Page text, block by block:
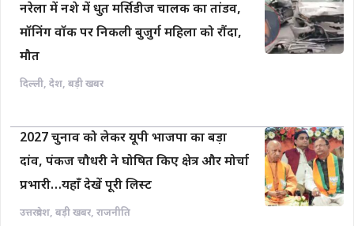
नरेला में नशे में धुत मर्सिडीज चालक का तांडव,
मॉनिंग वॉक पर निकली बुजुर्ग महिला को रौंदा,
मौत
दिल्ली, देश, बड़ी खबर
2027 चुनाव को लेकर यूपी भाजपा का बड़ा
दांव, पंकज चौधरी ने घोषित किए क्षेत्र और मोर्चा
प्रभारी…यहाँ देखें पूरी लिस्ट
उत्तरप्रदेश, बड़ी खबर, राजनीति